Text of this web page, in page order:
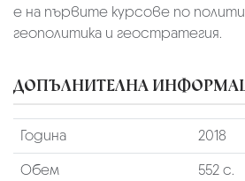
е на първите курсове по
геополитика и геостратегия.
ДОПЪЛНИТЕЛНА
Година
2018
Обем
552 с.